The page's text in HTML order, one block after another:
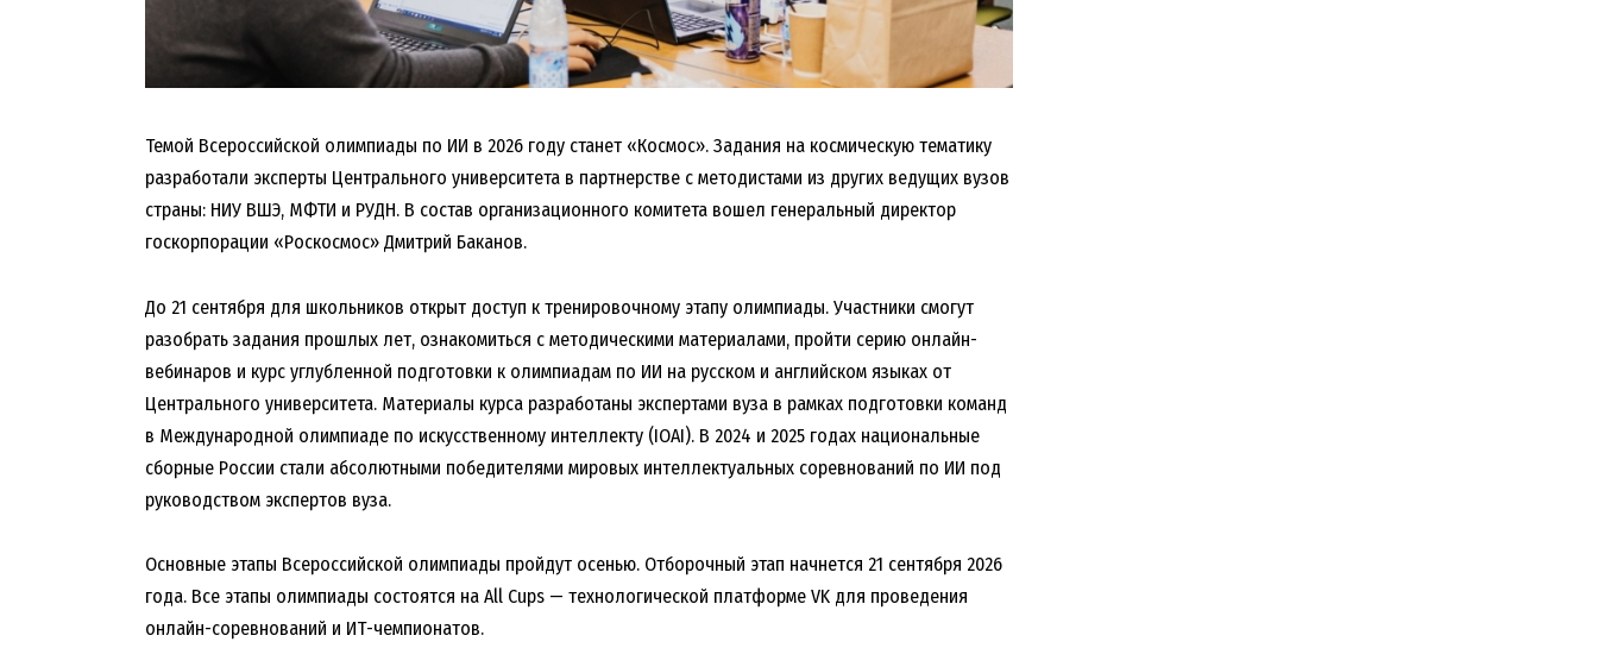
Темой Всероссийской олимпиады по ИИ в 2026 году станет «Космос». Задания на космическую тематику
разработали эксперты Центрального университета в партнерстве с методистами из других ведущих вузов
страны: НИУ ВШЭ, МФТИ и РУДН. В состав организационного комитета вошел генеральный директор
госкорпорации «Роскосмос» Дмитрий Баканов.
До 21 сентября для школьников открыт доступ к тренировочному этапу олимпиады. Участники смогут
разобрать задания прошлых лет, ознакомиться с методическими материалами, пройти серию онлайн-
вебинаров и курс углубленной подготовки к олимпиадам по ИИ на русском и английском языках от
Центрального университета. Материалы курса разработаны экспертами вуза в рамках подготовки команд
в Международной олимпиаде по искусственному интеллекту (IOAI). В 2024 и 2025 годах национальные
сборные России стали абсолютными победителями мировых интеллектуальных соревнований по ИИ под
руководством экспертов вуза.
Основные этапы Всероссийской олимпиады пройдут осенью. Отборочный этап начнется 21 сентября 2026
года. Все этапы олимпиады состоятся на All Cups — технологической платформе VK для проведения
онлайн-соревнований и ИТ-чемпионатов.